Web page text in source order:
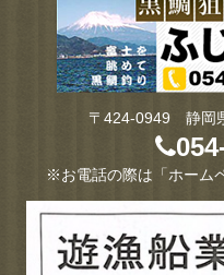
〒424-0949 静岡
※お電話の際は「ホーム